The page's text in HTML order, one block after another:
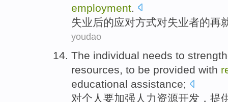
employment
失业后的应对方式对失业者的再
youdao
The individual needs to
resources, to be provided with
educational assistance;
对个人 要加强 人力资源开发 ， 提